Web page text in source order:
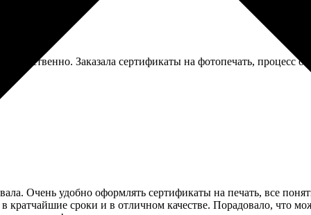
Заказала сертификаты на фотопечать, процесс
Очень удобно оформлять сертификаты на печать, все
кратчайшие сроки и в отличном качестве. Порадовало, что